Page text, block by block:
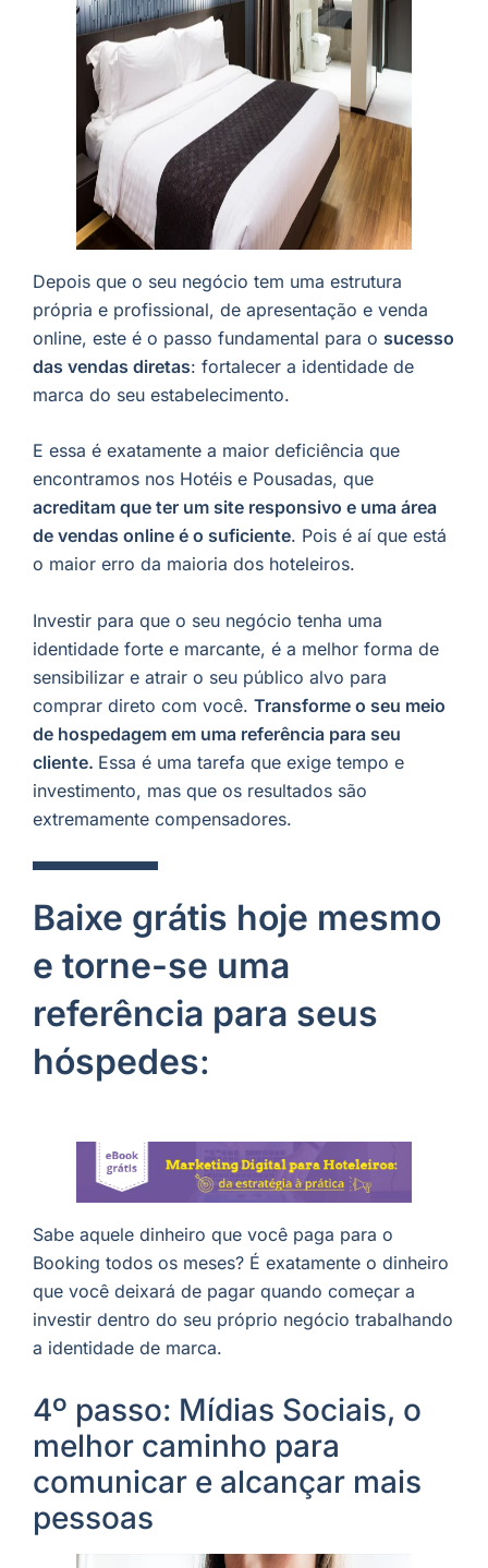
Depois que o seu negócio tem uma estrutura
própria e profissional, de apresentação e venda
online, este é o passo fundamental para o sucesso
das vendas diretas: fortalecer a identidade de
marca do seu estabelecimento.
E essa é exatamente a maior deficiência que
encontramos nos Hotéis e Pousadas, que
acreditam que ter um site responsivo e uma área
de vendas online é o suficiente. Pois é aí que está
o maior erro da maioria dos hoteleiros.
Investir para que o seu negócio tenha uma
identidade forte e marcante, é a melhor forma de
sensibilizar e atrair o seu público alvo para
comprar direto com você. Transforme o seu meio
de hospedagem em uma referência para seu
cliente. Essa é uma tarefa que exige tempo e
investimento, mas que os resultados são
extremamente compensadores.
Baixe grátis hoje mesmo
e torne-se uma
referência para seus
hóspedes:
Sabe aquele dinheiro que você paga para o
Booking todos os meses? É exatamente o dinheiro
que você deixará de pagar quando começar a
investir dentro do seu próprio negócio trabalhando
a identidade de marca.
4º passo: Mídias Sociais, o
melhor caminho para
comunicar e alcançar mais
pessoas